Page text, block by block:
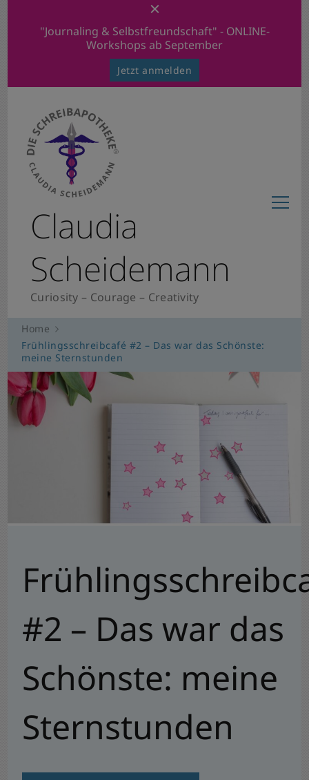
"Journaling & Selbstfreundschaft" - ONLINE-
Workshops ab September
Jetzt anmelden
Claudia
Scheidemann
Curiosity – Courage – Creativity
Home
Frühlingsschreibcafé #2 – Das war das Schönste:
meine Sternstunden
#2 – Das war das
Schönste: meine
Sternstunden